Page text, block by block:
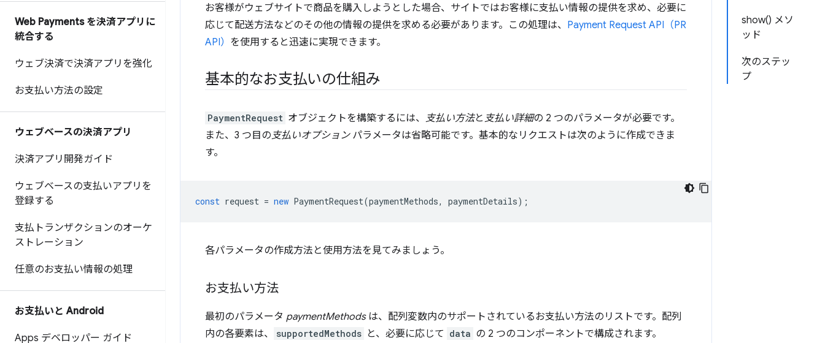
Web Payments を決済アプリに
統合する
ウェブ決済で決済アプリを強化
お支払い方法の設定
ウェブベースの決済アプリ
決済アプリ開発ガイド
ウェブベースの支払いアプリを
登録する
支払トランザクションのオーケ
ストレーション
任意のお支払い情報の処理
お支払いと Android
Apps デベロッパー ガイド
show() メソ
ッド
次のステッ
プ
お客様がウェブサイトで商品を購入しようとした場合、サイトではお客様に支払い情報の提供を求め、必要に
応じて配送方法などのその他の情報の提供を求める必要があります。この処理は、 Payment Request API（PR
API） を使用すると迅速に実現できます。
基本的なお支払いの仕組み
PaymentRequest オブジェクトを構築するには、 支払い方法と支払い詳細の 2 つのパラメータが必要です。
また、3 つ目の支払いオプションパラメータは省略可能です。基本的なリクエストは次のように作成できま
す。
const request = new PaymentRequest(paymentMethods, paymentDetails);
各パラメータの作成方法と使用方法を見てみましょう。
お支払い方法
最初のパラメータ paymentMethodsは、配列変数内のサポートされているお支払い方法のリストです。配列
内の各要素は、
supportedMethods と、必要に応じて data の 2 つのコンポーネントで構成されます。